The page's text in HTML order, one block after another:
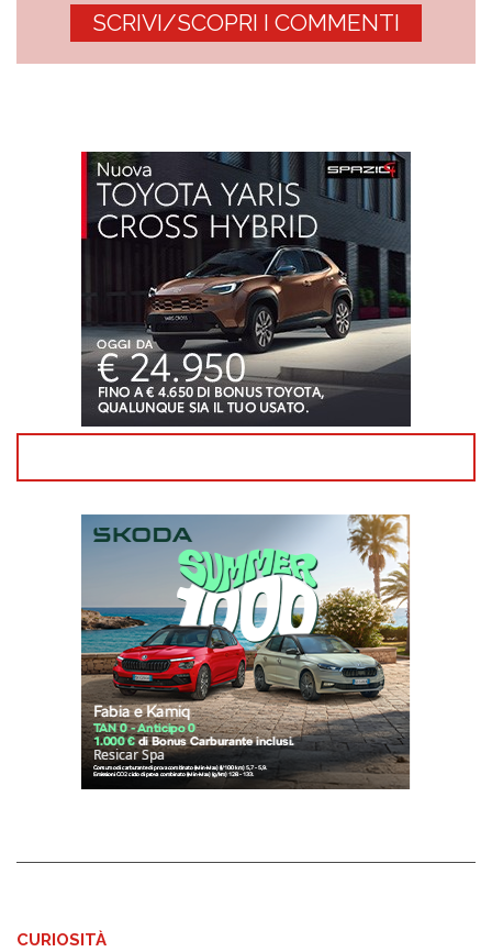
SCRIVI/SCOPRI I COMMENTI
CURIOSITÀ